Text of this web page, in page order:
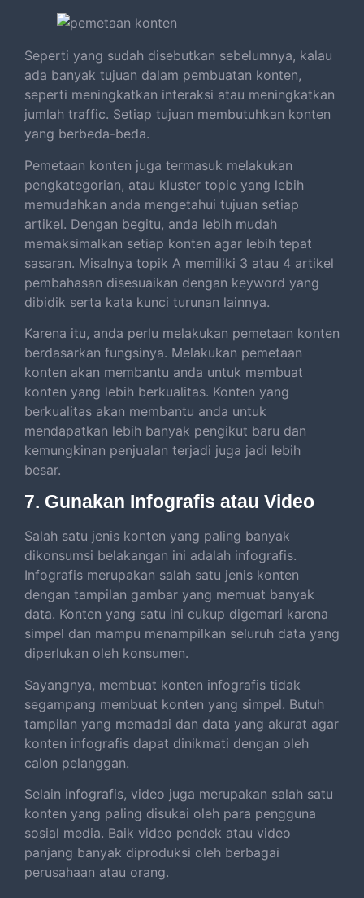
Seperti yang sudah disebutkan sebelumnya, kalau
ada banyak tujuan dalam pembuatan konten,
seperti meningkatkan interaksi atau meningkatkan
jumlah traffic. Setiap tujuan membutuhkan konten
yang berbeda-beda.
Pemetaan konten juga termasuk melakukan
pengkategorian, atau kluster topic yang lebih
memudahkan anda mengetahui tujuan setiap
artikel. Dengan begitu, anda lebih mudah
memaksimalkan setiap konten agar lebih tepat
sasaran. Misalnya topik A memiliki 3 atau 4 artikel
pembahasan disesuaikan dengan keyword yang
dibidik serta kata kunci turunan lainnya.
Karena itu, anda perlu melakukan pemetaan konten
berdasarkan fungsinya. Melakukan pemetaan
konten akan membantu anda untuk membuat
konten yang lebih berkualitas. Konten yang
berkualitas akan membantu anda untuk
mendapatkan lebih banyak pengikut baru dan
kemungkinan penjualan terjadi juga jadi lebih
besar.
7. Gunakan Infografis atau Video
Salah satu jenis konten yang paling banyak
dikonsumsi belakangan ini adalah infografis.
Infografis merupakan salah satu jenis konten
dengan tampilan gambar yang memuat banyak
data. Konten yang satu ini cukup digemari karena
simpel dan mampu menampilkan seluruh data yang
diperlukan oleh konsumen.
Sayangnya, membuat konten infografis tidak
segampang membuat konten yang simpel. Butuh
tampilan yang memadai dan data yang akurat agar
konten infografis dapat dinikmati dengan oleh
calon pelanggan.
Selain infografis, video juga merupakan salah satu
konten yang paling disukai oleh para pengguna
sosial media. Baik video pendek atau video
panjang banyak diproduksi oleh berbagai
perusahaan atau orang.